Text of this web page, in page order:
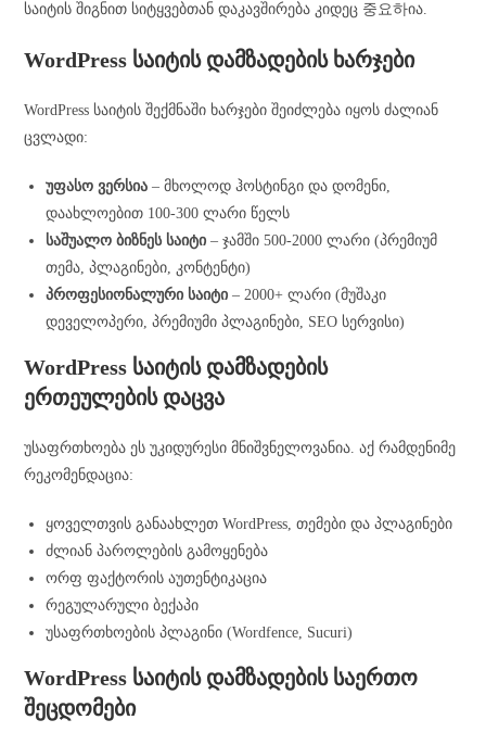
საიტის შიგნით სიტყვებთან დაკავშირება კიდეც 중요하ია.
WordPress საიტის დამზადების ხარჯები
WordPress საიტის შექმნაში ხარჯები შეიძლება იყოს ძალიან
ცვლადი:
უფასო ვერსია – მხოლოდ ჰოსტინგი და დომენი,
დაახლოებით 100-300 ლარი წელს
საშუალო ბიზნეს საიტი – ჯამში 500-2000 ლარი (პრემიუმ
თემა, პლაგინები, კონტენტი)
პროფესიონალური საიტი – 2000+ ლარი (მუშაკი
დეველოპერი, პრემიუმი პლაგინები, SEO სერვისი)
WordPress საიტის დამზადების
ერთეულების დაცვა
უსაფრთხოება ეს უკიდურესი მნიშვნელოვანია. აქ რამდენიმე
რეკომენდაცია:
ყოველთვის განაახლეთ WordPress, თემები და პლაგინები
ძლიან პაროლების გამოყენება
ორფ ფაქტორის აუთენტიკაცია
რეგულარული ბექაპი
უსაფრთხოების პლაგინი (Wordfence, Sucuri)
WordPress საიტის დამზადების საერთო
შეცდომები